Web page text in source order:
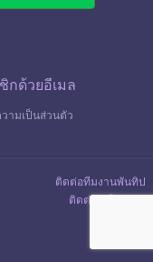
กด้วยอีเมล
ามเป็นส่วนตัว
ติดต่อทีมงานพันทิป
ติดต่อลงโฆษณา